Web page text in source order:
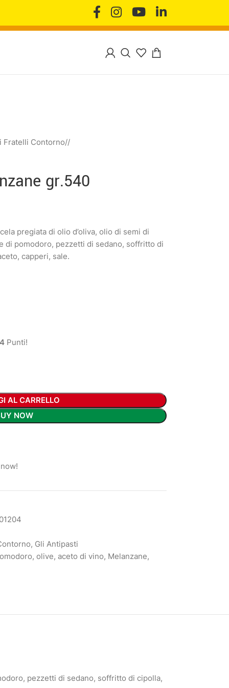
Fratelli Contorno/
gr.540
pregiata di olio d’oliva, olio di semi di
di pomodoro, pezzetti di sedano, soffritto di
capperi, sale.
Punti!
AL CARRELLO
NOW
, Gli Antipasti
, olive, aceto di vino, Melanzane,
pezzetti di sedano, soffritto di cipolla,